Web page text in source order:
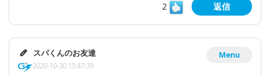
2
返信
Menu
スパくんのお友達
2020-10-30 15:47:39